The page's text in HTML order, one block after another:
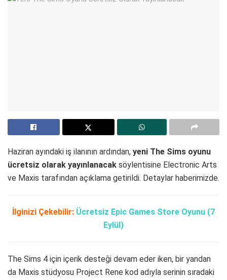
Haziran ayındaki iş ilanının ardından, yeni The Sims oyunu
ücretsiz olarak yayınlanacak söylentisine Electronic Arts
ve Maxis tarafından açıklama getirildi. Detaylar haberimizde.
İlginizi Çekebilir: Ücretsiz Epic Games Store Oyunu (7
Eylül)
The Sims 4 için içerik desteği devam eder iken, bir yandan
da Maxis stüdyosu Project Rene kod adıyla serinin sıradaki